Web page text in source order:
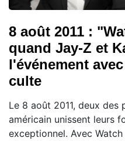
8 août 2011 :
quand Jay-Z et
l'événement
culte
Le 8 août 2011, deux des
américain unissent leurs
exceptionnel. Avec